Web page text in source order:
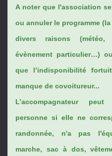
A noter que l'association
ou annuler le programme
divers raisons
évènement particulier…)
que l’indisponibilité
manque de covoitureur...
L’accompagnateur
personne si elle ne
randonnée, n'a pas
marche, sac à dos,